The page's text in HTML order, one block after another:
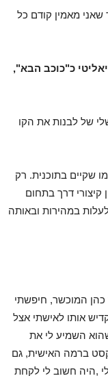
מאמין קודם כל
כ"כוכב הבא",
של לבנות את הקו
שקיים בתוכנית. רק
קיצורי דרך בתחום
במהירות ובאותה
המוכשר, חיפשתי
אותו לאישתי אצל
השמיע לי את
ברמה האישית, גם
,היה חשוב לי לקחת